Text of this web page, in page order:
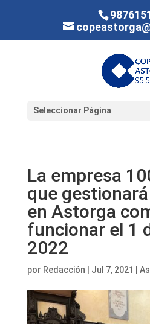
Seleccionar Página
La empresa
que
en Astorga
funcionar el 1
2022
por Redacción Jul 7, 2021